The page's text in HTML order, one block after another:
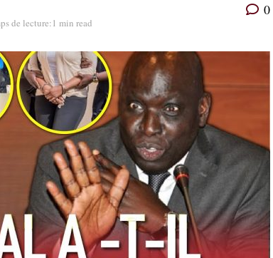
de lecture:1 min read
0